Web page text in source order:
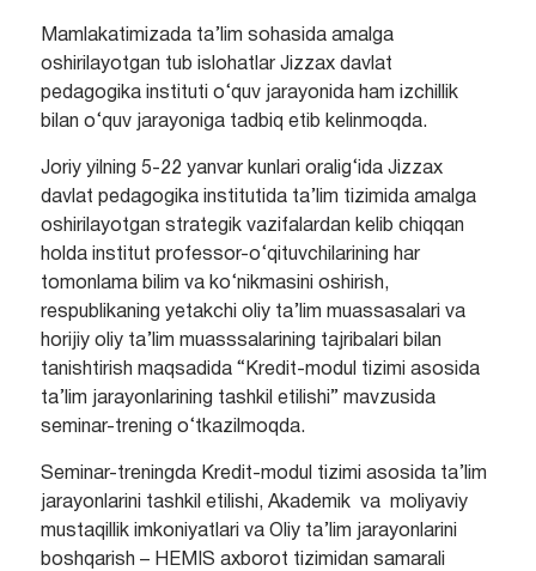
Mamlakatimizada ta’lim sohasida amalga
oshirilayotgan tub islohatlar Jizzax davlat
pedagogika instituti o‘quv jarayonida ham izchillik
bilan o‘quv jarayoniga tadbiq etib kelinmoqda.
Joriy yilning 5-22 yanvar kunlari oralig‘ida Jizzax
davlat pedagogika institutida ta’lim tizimida amalga
oshirilayotgan strategik vazifalardan kelib chiqqan
holda institut professor-o‘qituvchilarining har
tomonlama bilim va ko‘nikmasini oshirish,
respublikaning yetakchi oliy ta’lim muassasalari va
horijiy oliy ta’lim muasssalarining tajribalari bilan
tanishtirish maqsadida “Kredit-modul tizimi asosida
ta’lim jarayonlarining tashkil etilishi” mavzusida
seminar-trening o‘tkazilmoqda.
Seminar-treningda Kredit-modul tizimi asosida ta’lim
jarayonlarini tashkil etilishi, Akademik va moliyaviy
mustaqillik imkoniyatlari va Oliy ta’lim jarayonlarini
boshqarish – HEMIS axborot tizimidan samarali